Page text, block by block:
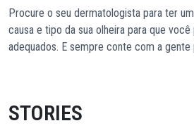
Procure o seu dermatologista para ter
causa e tipo da sua olheira para que
adequados. E sempre conte com a gente
STORIES